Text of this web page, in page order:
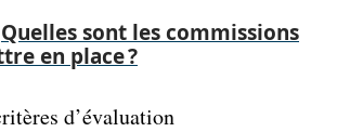
Quelles sont les commissions
en place ?
d’évaluation